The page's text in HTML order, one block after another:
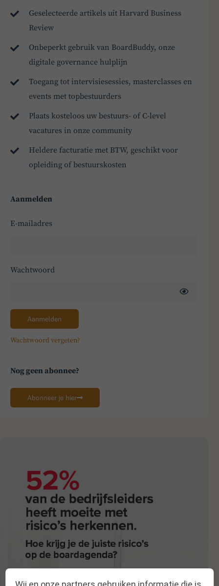
Geselecteerde artikels uit Harvard Business
Review
Onbeperkt gebruik van BoardBuddy, onze
digitale governance hulplijn
Toegang tot intervisiesessies, masterclasses en
events met topbestuurders
Plaats kosteloos uw bestuurs- of C-level
vacatures in onze community
Heldere facturatie met BTW, geschikt voor
opleiding of bestuurskosten
Aanmelden
E-mailadres
Wachtwoord
Aanmelden
Wachtwoord vergeten?
Nog geen abonnee?
Abonneer je hier